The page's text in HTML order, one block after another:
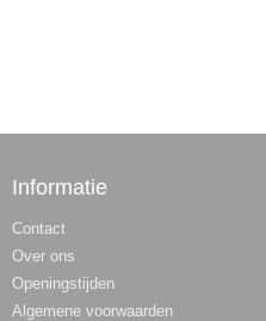
Informatie
Contact
Over ons
Openingstijden
Algemene voorwaarden